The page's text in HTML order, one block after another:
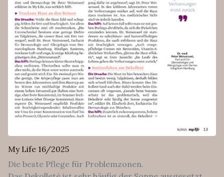
My Life 16/2025
Die beste Pflege für Problemzonen.